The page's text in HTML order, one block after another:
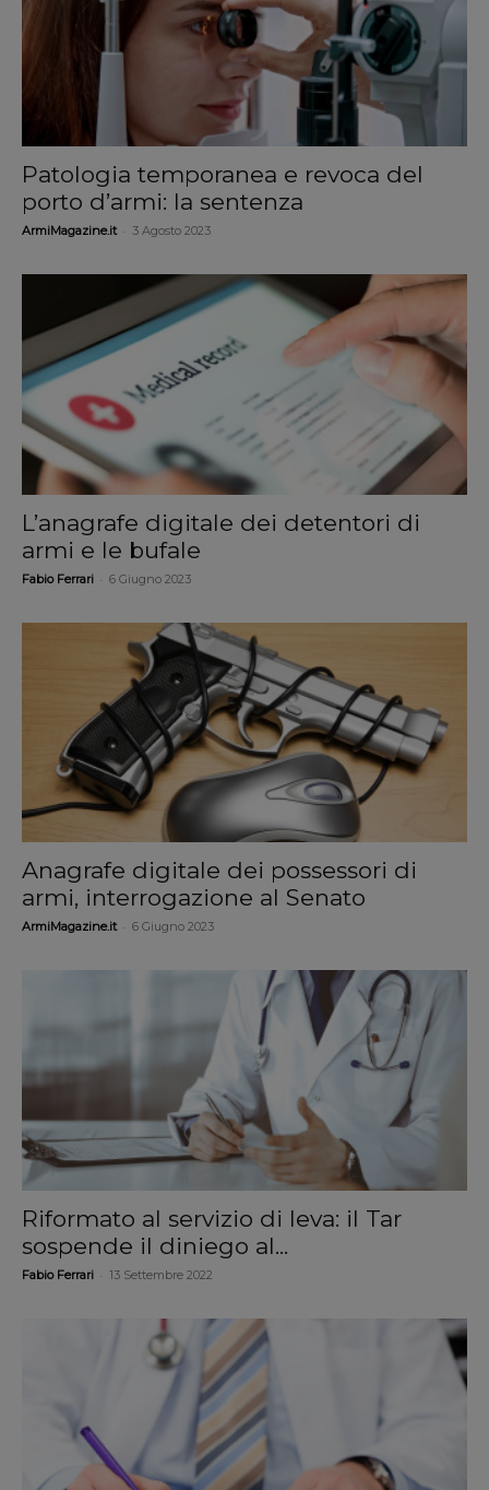
Patologia temporanea e revoca del
porto d’armi: la sentenza
ArmiMagazine.it 3 Agosto 2023
L’anagrafe digitale dei detentori di
armi e le bufale
Fabio Ferrari 6 Giugno 2023
Anagrafe digitale dei possessori di
armi, interrogazione al Senato
ArmiMagazine.it 6 Giugno 2023
Riformato al servizio di leva: il Tar
sospende il diniego al...
Fabio Ferrari 13 Settembre 2022